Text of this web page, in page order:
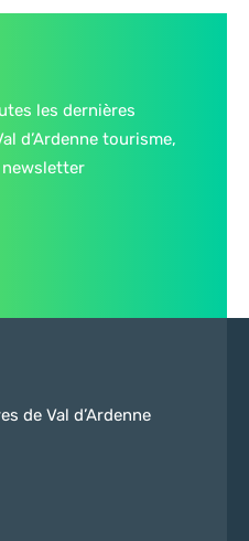
les dernières
d’Ardenne tourisme,
de Val d’Ardenne